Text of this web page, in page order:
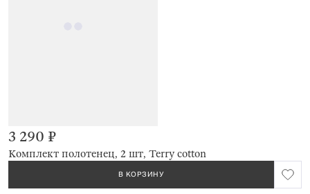
Комплект полотенец, 2 шт, Terry cotton
3 290 ₽
В КОРЗИНУ